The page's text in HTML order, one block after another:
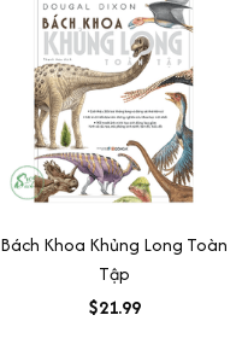
Bách Khoa Khủng Long Toàn
Tập
$21.99